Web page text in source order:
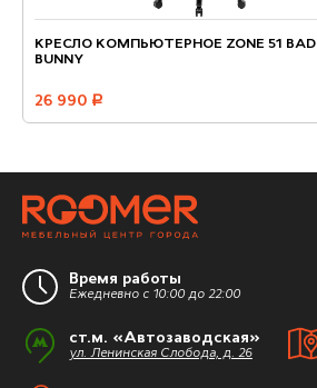
КРЕСЛО КОМПЬЮТЕРНОЕ ZONE 51 BAD
BUNNY
26 990 руб.
Время работы
Ежедневно с 10:00 до 22:00
ст.м. «Автозаводская»
ул. Ленинская Слобода, д. 26